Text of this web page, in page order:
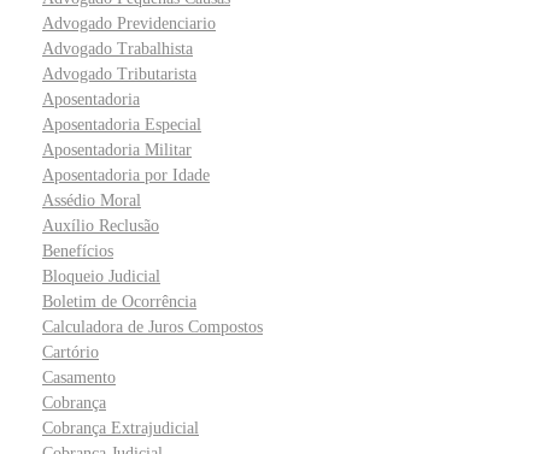
Advogado Previdenciario
Advogado Trabalhista
Advogado Tributarista
Aposentadoria
Aposentadoria Especial
Aposentadoria Militar
Aposentadoria por Idade
Assédio Moral
Auxílio Reclusão
Benefícios
Bloqueio Judicial
Boletim de Ocorrência
Calculadora de Juros Compostos
Cartório
Casamento
Cobrança
Cobrança Extrajudicial